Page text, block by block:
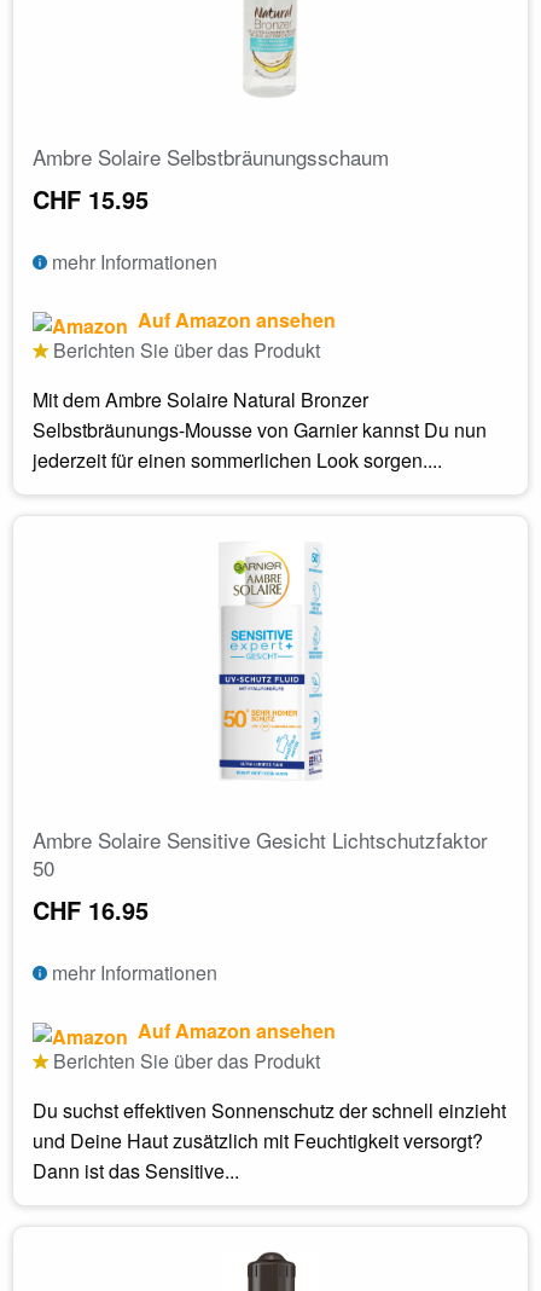
Ambre Solaire Selbstbräunungsschaum
CHF 15.95
mehr Informationen
Auf Amazon ansehen
Berichten Sie über das Produkt
Mit dem Ambre Solaire Natural Bronzer
Selbstbräunungs-Mousse von Garnier kannst Du nun
jederzeit für einen sommerlichen Look sorgen....
Ambre Solaire Sensitive Gesicht Lichtschutzfaktor
50
CHF 16.95
mehr Informationen
Auf Amazon ansehen
Berichten Sie über das Produkt
Du suchst effektiven Sonnenschutz der schnell einzieht
und Deine Haut zusätzlich mit Feuchtigkeit versorgt?
Dann ist das Sensitive...